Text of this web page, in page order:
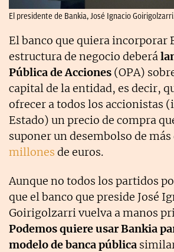
El presidente de Bankia, José Ignacio
El banco que quiera incorporar
estructura de negocio deberá
Pública de Acciones (OPA)
capital de la entidad, es decir,
ofrecer a todos los accionistas
Estado) un precio de compra
suponer un desembolso de más
millones de euros.
Aunque no todos los partidos
que el banco que preside José
Goirigolzarri vuelva a manos
Podemos quiere usar Bankia
modelo de banca pública